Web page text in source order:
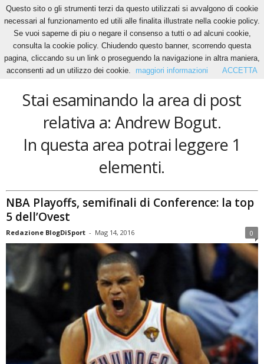
Home Tags Andrew Bogut
Andrew Bogut
Stai esaminando la area di post
relativa a: Andrew Bogut.
In questa area potrai leggere 1
elementi.
NBA Playoffs, semifinali di Conference: la top
5 dell’Ovest
Redazione BlogDiSport - Mag 14, 2016 0
Questo sito o gli strumenti terzi da questo utilizzati si avvalgono di cookie
necessari al funzionamento ed utili alle finalita illustrate nella cookie policy.
Se vuoi saperne di piu o negare il consenso a tutti o ad alcuni cookie,
consulta la cookie policy. Chiudendo questo banner, scorrendo questa
pagina, cliccando su un link o proseguendo la navigazione in altra maniera,
acconsenti ad un utilizzo dei cookie.
maggiori informazioni ACCETTA